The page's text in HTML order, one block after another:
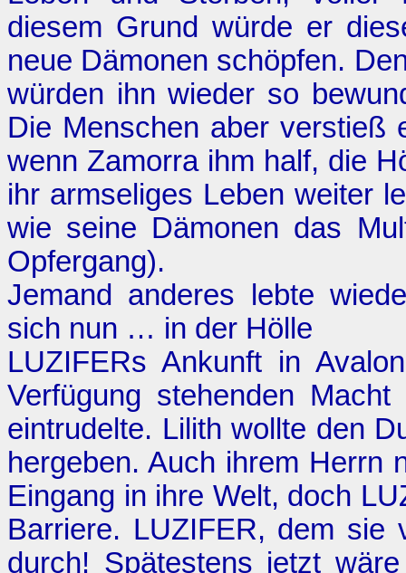
diesem Grund würde er
neue Dämonen schöpfen.
würden ihn wieder so
Die Menschen aber verstieß
wenn Zamorra ihm half, die
ihr armseliges Leben weiter
wie seine Dämonen das
Opfergang).
Jemand anderes lebte
sich nun … in der Hölle
LUZIFERs Ankunft in
Verfügung stehenden
eintrudelte. Lilith wollte den
hergeben. Auch ihrem Herrn
Eingang in ihre Welt, doch
Barriere. LUZIFER, dem sie
durch! Spätestens jetzt